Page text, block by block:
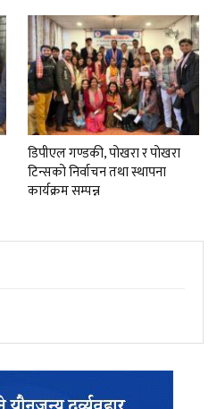
डिपीएल गण्डकी, पोखरा र पोखरा
टिन्सको निर्वाचन तथा स्थापना
कार्यक्रम सम्पन्न